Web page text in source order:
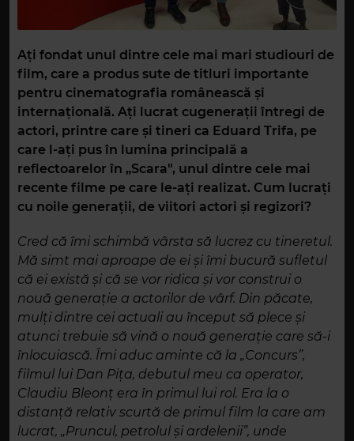
Ați fondat unul dintre cele mai mari studiouri de
film, care a produs sute de titluri importante
pentru cinematografia românească și
internațională. Ați lucrat cugenerații întregi de
actori, printre care și tineri ca Eduard Trifa, pe
care l-ați pus în lumina principală a
reflectoarelor în „Scara", unul dintre cele mai
recente filme pe care le-ați realizat. Cum lucrați
cu noile generații, de viitori actori și regizori?
Cred că îmi schimbă vârsta să lucrez cu tineretul.
Mă simt mai aproape de ei și îmi bucură sufletul
că ei există și că se vor ridica și vor construi o
nouă generație a actorilor de vârf. Din păcate,
mulți dintre cei actuali au început să plece și
atunci trebuie să vină o nouă generație care să-i
înlocuiască. Îmi aduc aminte că la „Concurs”,
filmul lui Dan Pița, debutul meu ca operator,
Claudiu Bleonț era în primul lui rol. Era la o
distanță relativ scurtă de primul film la care am
lucrat, „Pruncul, petrolul și ardelenii”, unde